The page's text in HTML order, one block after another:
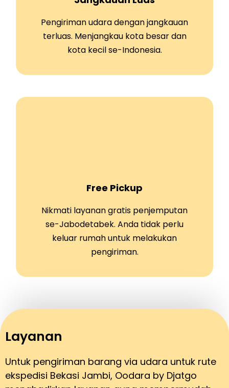
Pengiriman udara dengan jangkauan
terluas. Menjangkau kota besar dan
kota kecil se-Indonesia.
Free Pickup
Nikmati layanan gratis penjemputan
se-Jabodetabek. Anda tidak perlu
keluar rumah untuk melakukan
pengiriman.
Layanan
Untuk pengiriman barang via udara untuk rute
ekspedisi Bekasi Jambi, Oodara by Djatgo